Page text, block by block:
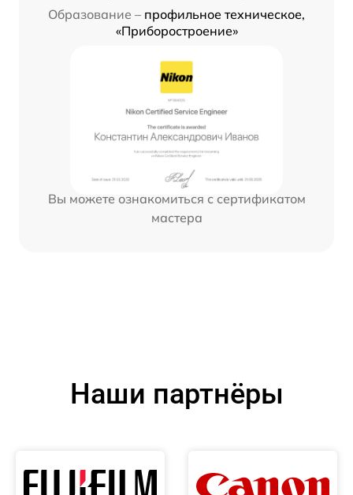
Образование – профильное техническое,
«Приборостроение»
Вы можете ознакомиться с сертификатом
мастера
Наши партнёры